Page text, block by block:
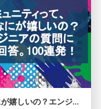
コミュニティって、 結局なにが嬉しいの？エンジニアの質問に 一挙回答。100連発！